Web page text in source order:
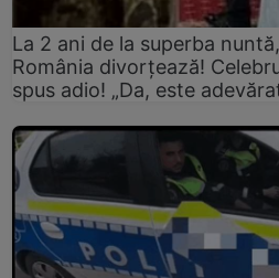
La 2 ani de la superba
România divorțează!
spus adio! „Da, este